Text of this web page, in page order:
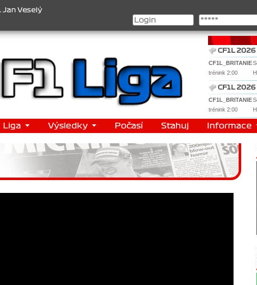
, 2. Jan Nováček , 3. Jakub Chmelík , Pohár konstruktérů : 1.
CF1L 2026
CF1L_BRITANIE
trénink 2:00
CF1L
CF1L_BRITANIE
trénink 2:00
Liga Výsledky Počasí Stahuj Informace